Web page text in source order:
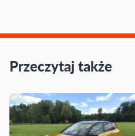
Przeczytaj także